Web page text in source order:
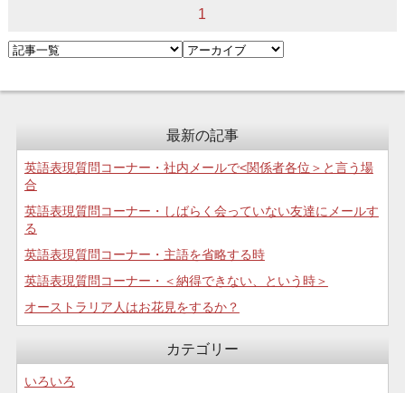
1
最新の記事
英語表現質問コーナー・社内メールで<関係者各位＞と言う場
合
英語表現質問コーナー・しばらく会っていない友達にメールす
る
英語表現質問コーナー・主語を省略する時
英語表現質問コーナー・＜納得できない、という時＞
オーストラリア人はお花見をするか？
カテゴリー
いろいろ